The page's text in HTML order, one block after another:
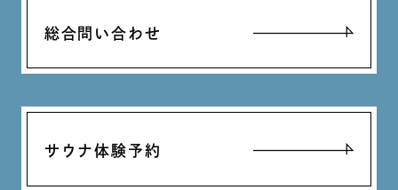
総合問い合わせ
サウナ体験予約